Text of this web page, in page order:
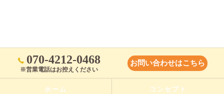
070-4212-0468
※営業電話はお控えください
お問い合わせはこちら
ホーム コンセプト